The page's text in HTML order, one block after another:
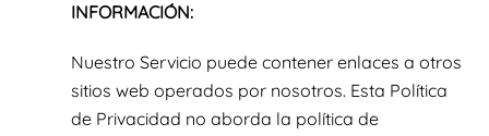
INFORMACIÓN:
Nuestro Servicio puede contener enlaces a otros
sitios web operados por nosotros. Esta Política
de Privacidad no aborda la política de